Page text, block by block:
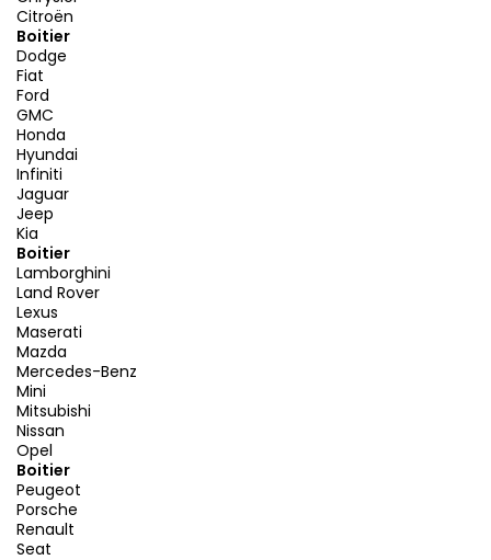
Citroën
Boitier
Dodge
Fiat
Ford
GMC
Honda
Hyundai
Infiniti
Jaguar
Jeep
Kia
Boitier
Lamborghini
Land Rover
Lexus
Maserati
Mazda
Mercedes-Benz
Mini
Mitsubishi
Nissan
Opel
Boitier
Peugeot
Porsche
Renault
Seat